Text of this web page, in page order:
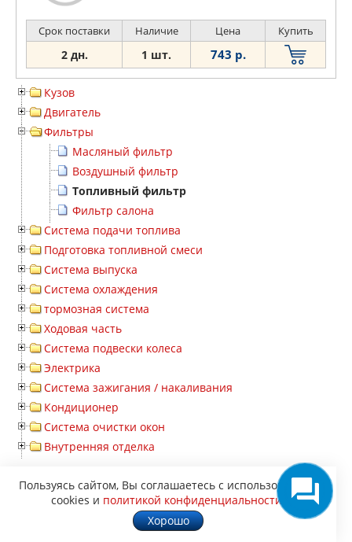
Срок поставки Наличие Цена Купить
2 дн. 1 шт. 743 р.
Кузов
Двигатель
Фильтры
Масляный фильтр
Воздушный фильтр
Топливный фильтр
Фильтр салона
Система подачи топлива
Подготовка топливной смеси
Система выпуска
Система охлаждения
тормозная система
Ходовая часть
Система подвески колеса
Электрика
Система зажигания / накаливания
Кондиционер
Система очистки окон
Внутренняя отделка
Пользуясь сайтом, Вы соглашаетесь с использованием
cookies и политикой конфиденциальности
Хорошо